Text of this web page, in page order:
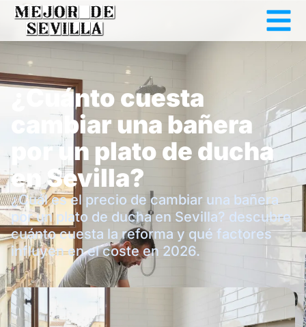
¿Cuánto cuesta
cambiar una bañera
por un plato de ducha
en Sevilla?
¿Cuál es el precio de cambiar una bañera
por un plato de ducha en Sevilla? descubre
cuánto cuesta la reforma y qué factores
influyen en el coste en 2026.